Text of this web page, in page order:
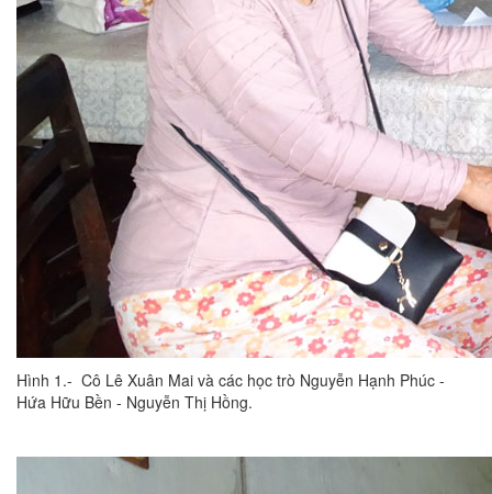
Hình 1.- Cô Lê Xuân Mai và các học trò Nguyễn Hạnh Phúc -
Hứa Hữu Bền - Nguyễn Thị Hồng.